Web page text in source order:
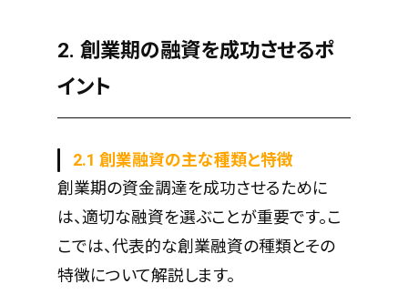
2. 創業期の融資を成功させるポ
イント
2.1 創業融資の主な種類と特徴
創業期の資金調達を成功させるために
は、適切な融資を選ぶことが重要です。こ
こでは、代表的な創業融資の種類とその
特徴について解説します。